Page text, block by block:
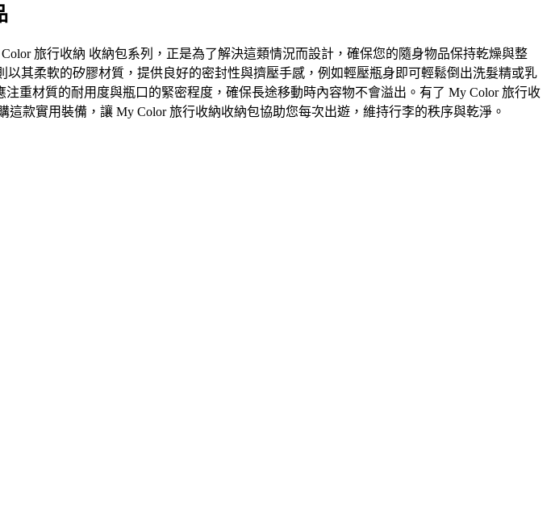
旅行收納 收納包系列，正是為了解決這類情況而設計，確保您的隨身物品保持乾燥與整
其柔軟的矽膠材質，提供良好的密封性與擠壓手感，例如輕壓瓶身即可輕鬆倒出洗髮精或乳
重材質的耐用度與瓶口的緊密程度，確保長途移動時內容物不會溢出。有了 My Color 旅行收
款實用裝備，讓 My Color 旅行收納收納包協助您每次出遊，維持行李的秩序與乾淨。